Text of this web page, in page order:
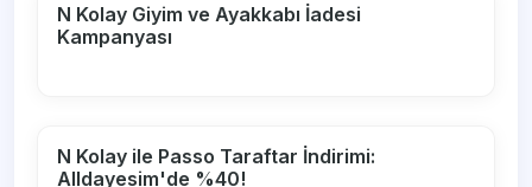
N Kolay Giyim ve Ayakkabı İadesi
Kampanyası
N Kolay ile Passo Taraftar İndirimi:
Alldayesim'de %40!